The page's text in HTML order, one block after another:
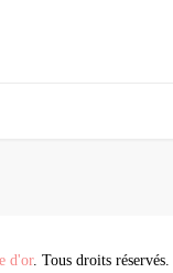
d'or. Tous droits réservés.